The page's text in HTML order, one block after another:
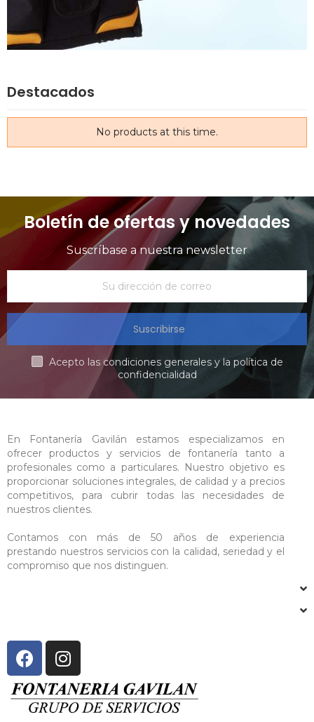
Destacados
No products at this time.
Boletín de ofertas y novedades
Suscríbase a nuestra newsletter
Suscribirse
Acepto las condiciones generales y la política de
confidencialidad
En Fontanería Gavilán estamos especializamos en
ofrecer productos y servicios de fontanería tanto a
profesionales como a particulares. Nuestro objetivo es
proporcionar soluciones integrales, de calidad y a precios
competitivos, para cubrir todas las necesidades de
nuestros clientes.
Contamos con más de 50 años de experiencia
prestando nuestros servicios con la calidad, seriedad y el
compromiso que nos distinguen.